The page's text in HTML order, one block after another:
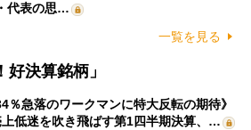
代表の思…
一覧を見る
決算銘柄」
％急落のワークマンに特大反転の期待》
低迷を吹き飛ばす第1四半期決算、…